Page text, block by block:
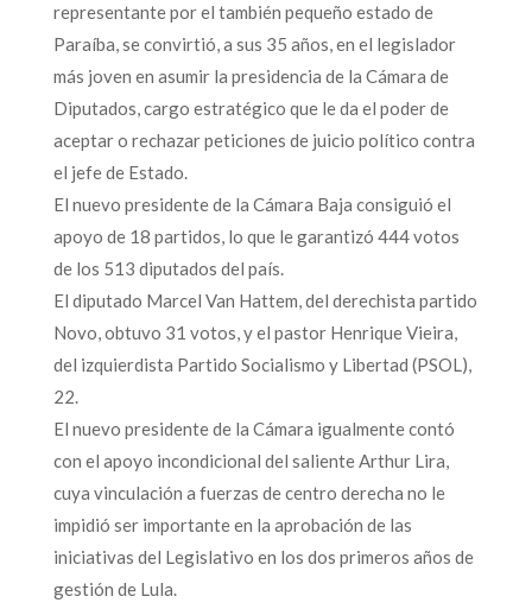
representante por el también pequeño estado de
Paraíba, se convirtió, a sus 35 años, en el legislador
más joven en asumir la presidencia de la Cámara de
Diputados, cargo estratégico que le da el poder de
aceptar o rechazar peticiones de juicio político contra
el jefe de Estado.
El nuevo presidente de la Cámara Baja consiguió el
apoyo de 18 partidos, lo que le garantizó 444 votos
de los 513 diputados del país.
El diputado Marcel Van Hattem, del derechista partido
Novo, obtuvo 31 votos, y el pastor Henrique Vieira,
del izquierdista Partido Socialismo y Libertad (PSOL),
22.
El nuevo presidente de la Cámara igualmente contó
con el apoyo incondicional del saliente Arthur Lira,
cuya vinculación a fuerzas de centro derecha no le
impidió ser importante en la aprobación de las
iniciativas del Legislativo en los dos primeros años de
gestión de Lula.